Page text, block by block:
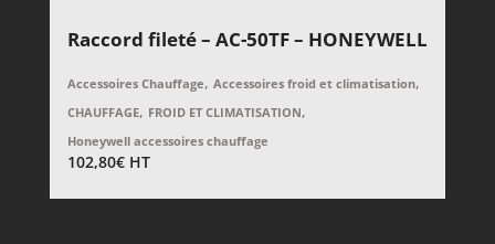
Raccord fileté – AC-50TF – HONEYWELL
Accessoires Chauffage, Accessoires froid et climatisation,
CHAUFFAGE, FROID ET CLIMATISATION,
Honeywell accessoires chauffage
102,80€ HT